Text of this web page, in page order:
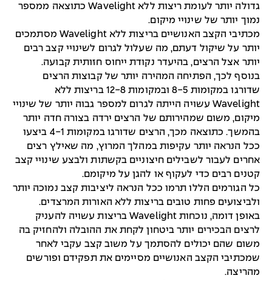
גדולה יותר לעומת ריצות ללא Wavelight כתוצאה ממספר
נמוך יותר של שינויי מיקום.
מכתיבי הקצב האנושיים בריצות ללא Wavelight מסתמכים
יותר על שיקול דעתם, מה שעלול לגרום לשינויי קצב רבים
יותר אצל הרצים, בהיעדר נקודת ייחוס חזותית קבועה.
בנוסף לכך, הפתיחה המהירה יותר של קבוצות הרצים
שדורגו במקומות 8-5 ובמקומות 12-8 בריצות ללא
Wavelight עשויה הייתה לגרום למספר גבוה יותר של שינויי
מיקום, משום שמהירותם של הרצים ירדה בצורה חדה יותר
בהמשך. כתוצאה מכך, הרצים שדורגו במקומות 4-1 ביצעו
ככל הנראה יותר עקיפות במהלך המרוץ, מה שאילץ רצים
אחרים לעבור לשבילים חיצוניים בקשתות ולבצע שינויי קצב
קטנים רבים כדי לעקוף או להגן על מיקומם.
כל הגורמים הללו תרמו ככל הנראה ליציבות קצב נמוכה יותר
ולביצועים פחות טובים בריצות ללא האורות המרצדים.
באופן דומה, נוכחות Wavelight בריצות עשויה להעניק
לרצים הבכירים יותר ביטחון לקחת את ההובלה ולהחזיק בה
משום שהם יכולים להסתמך על משוב קצב עקבי לאחר
שמכתיבי הקצב האנושיים מסיימים את תפקידם ופורשים
מהריצה.